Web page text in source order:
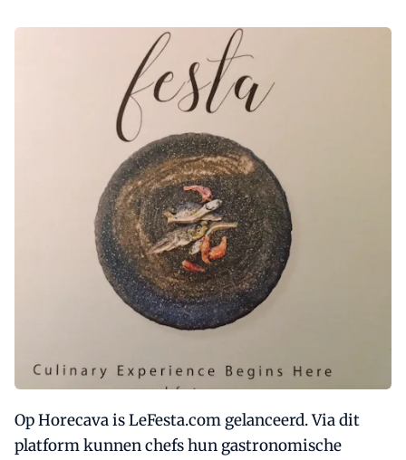
Op Horecava is LeFesta.com gelanceerd. Via dit
platform kunnen chefs hun gastronomische